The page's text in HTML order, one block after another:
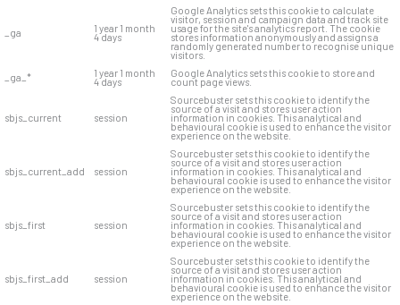
_ga 1 year 1 month
4 days
Google Analytics sets this cookie to calculate
visitor, session and campaign data and track site
usage for the site's analytics report. The cookie
stores information anonymously and assigns a
randomly generated number to recognise unique
visitors.
_ga_*
1 year 1 month
4 days
Google Analytics sets this cookie to store and
count page views.
sbjs_current session
Sourcebuster sets this cookie to identify the
source of a visit and stores user action
information in cookies. This analytical and
behavioural cookie is used to enhance the visitor
experience on the website.
sbjs_current_add session
Sourcebuster sets this cookie to identify the
source of a visit and stores user action
information in cookies. This analytical and
behavioural cookie is used to enhance the visitor
experience on the website.
sbjs_first session
Sourcebuster sets this cookie to identify the
source of a visit and stores user action
information in cookies. This analytical and
behavioural cookie is used to enhance the visitor
experience on the website.
sbjs_first_add session
Sourcebuster sets this cookie to identify the
source of a visit and stores user action
information in cookies. This analytical and
behavioural cookie is used to enhance the visitor
experience on the website.